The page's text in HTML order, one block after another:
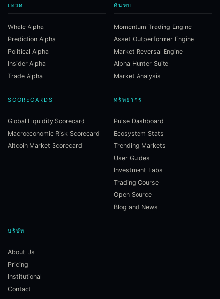
เทรด
Whale Alpha
Prediction Alpha
Political Alpha
Insider Alpha
Trade Alpha
ค้นพบ
Momentum Trading Engine
Asset Outperformer Engine
Market Reversal Engine
Alpha Hunter Suite
Market Analysis
SCORECARDS
Global Liquidity Scorecard
Macroeconomic Risk Scorecard
Altcoin Market Scorecard
ทรัพยากร
Pulse Dashboard
Ecosystem Stats
Trending Markets
User Guides
Investment Labs
Trading Course
Open Source
Blog and News
บริษัท
About Us
Pricing
Institutional
Contact